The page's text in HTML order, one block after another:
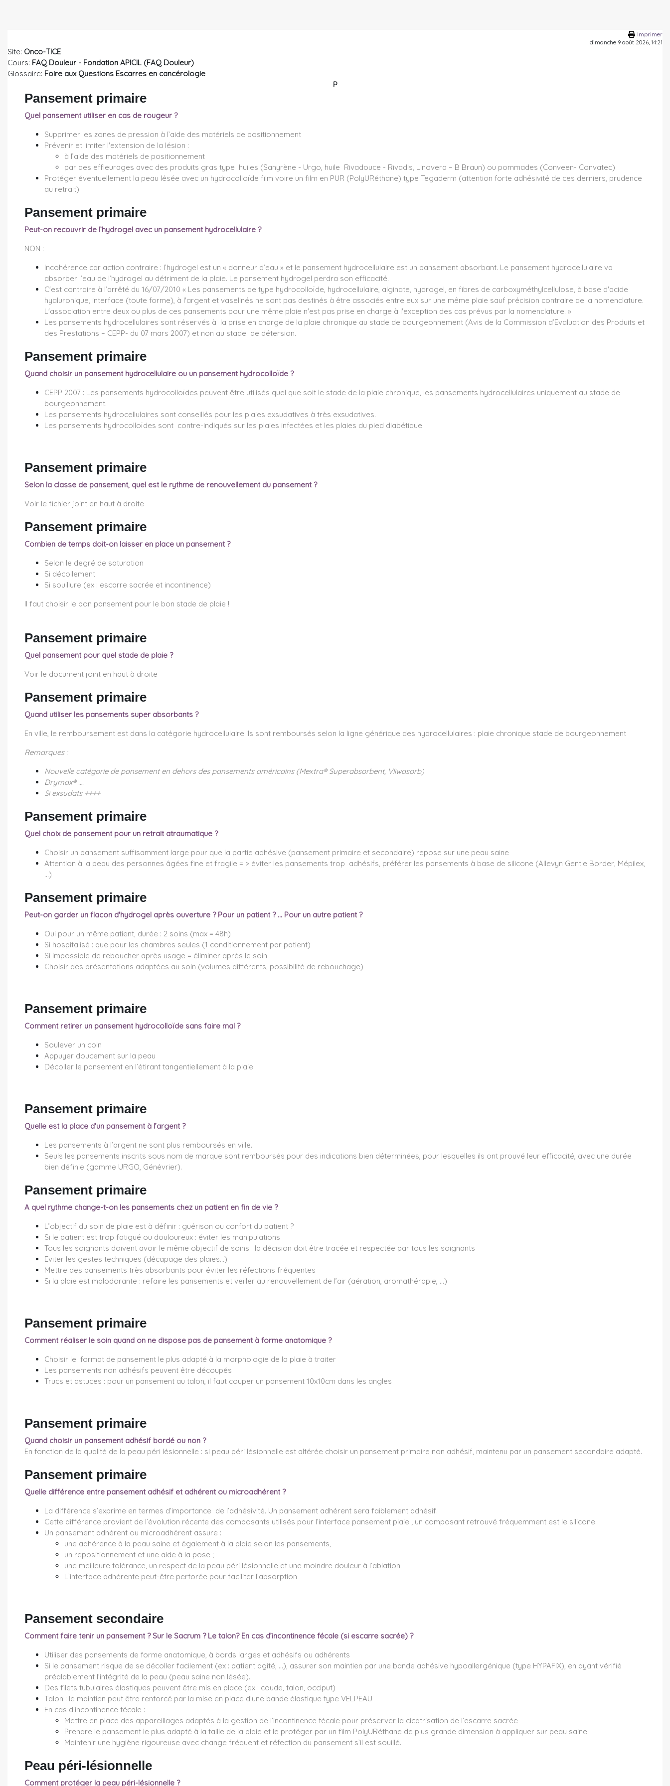
Imprimer
dimanche 9 août 2026, 14:21
Site: Onco-TICE
Cours: FAQ Douleur - Fondation APICIL (FAQ Douleur)
Glossaire: Foire aux Questions Escarres en cancérologie
P
Pansement primaire
Quel pansement utiliser en cas de rougeur ?
Supprimer les zones de pression à l’aide des matériels de positionnement
Prévenir et limiter l'extension de la lésion :
à l’aide des matériels de positionnement
par des effleurages avec des produits gras type huiles (Sanyrène - Urgo, huile Rivadouce - Rivadis, Linovera – B Braun) ou pommades (Conveen- Convatec)
Protéger éventuellement la peau lésée avec un hydrocolloïde film voire un film en PUR (PolyURéthane) type Tegaderm (attention forte adhésivité de ces derniers, prudence
au retrait)
Pansement primaire
Peut-on recouvrir de l’hydrogel avec un pansement hydrocellulaire ?
NON :
Incohérence car action contraire : l’hydrogel est un « donneur d’eau » et le pansement hydrocellulaire est un pansement absorbant. Le pansement hydrocellulaire va
absorber l’eau de l’hydrogel au détriment de la plaie. Le pansement hydrogel perdra son efficacité.
C'est contraire à l’arrêté du 16/07/2010 « Les pansements de type hydrocolloïde, hydrocellulaire, alginate, hydrogel, en fibres de carboxyméthylcellulose, à base d'acide
hyaluronique, interface (toute forme), à l'argent et vaselinés ne sont pas destinés à être associés entre eux sur une même plaie sauf précision contraire de la nomenclature.
L'association entre deux ou plus de ces pansements pour une même plaie n'est pas prise en charge à l'exception des cas prévus par la nomenclature. »
Les pansements hydrocellulaires sont réservés à la prise en charge de la plaie chronique au stade de bourgeonnement (Avis de la Commission d’Evaluation des Produits et
des Prestations – CEPP- du 07 mars 2007) et non au stade de détersion.
Pansement primaire
Quand choisir un pansement hydrocellulaire ou un pansement hydrocolloïde ?
CEPP 2007 : Les pansements hydrocolloïdes peuvent être utilisés quel que soit le stade de la plaie chronique, les pansements hydrocellulaires uniquement au stade de
bourgeonnement.
Les pansements hydrocellulaires sont conseillés pour les plaies exsudatives à très exsudatives.
Les pansements hydrocolloïdes sont contre-indiqués sur les plaies infectées et les plaies du pied diabétique.
Pansement primaire
Selon la classe de pansement, quel est le rythme de renouvellement du pansement ?
Voir le fichier joint en haut à droite
Pansement primaire
Combien de temps doit-on laisser en place un pansement ?
Selon le degré de saturation
Si décollement
Si souillure (ex : escarre sacrée et incontinence)
Il faut choisir le bon pansement pour le bon stade de plaie !
Pansement primaire
Quel pansement pour quel stade de plaie ?
Voir le document joint en haut à droite
Pansement primaire
Quand utiliser les pansements super absorbants ?
En ville, le remboursement est dans la catégorie hydrocellulaire ils sont remboursés selon la ligne générique des hydrocellulaires : plaie chronique stade de bourgeonnement
Remarques :
Nouvelle catégorie de pansement en dehors des pansements américains (Mextra® Superabsorbent, Vliwasorb)
Drymax® ….
Si exsudats ++++
Pansement primaire
Quel choix de pansement pour un retrait atraumatique ?
Choisir un pansement suffisamment large pour que la partie adhésive (pansement primaire et secondaire) repose sur une peau saine
Attention à la peau des personnes âgées fine et fragile = > éviter les pansements trop adhésifs, préférer les pansements à base de silicone (Allevyn Gentle Border, Mépilex,
…)
Pansement primaire
Peut-on garder un flacon d'hydrogel après ouverture ? Pour un patient ? … Pour un autre patient ?
Oui pour un même patient, durée : 2 soins (max = 48h)
Si hospitalisé : que pour les chambres seules (1 conditionnement par patient)
Si impossible de reboucher après usage = éliminer après le soin
Choisir des présentations adaptées au soin (volumes différents, possibilité de rebouchage)
Pansement primaire
Comment retirer un pansement hydrocolloïde sans faire mal ?
Soulever un coin
Appuyer doucement sur la peau
Décoller le pansement en l’étirant tangentiellement à la plaie
Pansement primaire
Quelle est la place d'un pansement à l’argent ?
Les pansements à l’argent ne sont plus remboursés en ville.
Seuls les pansements inscrits sous nom de marque sont remboursés pour des indications bien déterminées, pour lesquelles ils ont prouvé leur efficacité, avec une durée
bien définie (gamme URGO, Génévrier).
Pansement primaire
A quel rythme change-t-on les pansements chez un patient en fin de vie ?
L’objectif du soin de plaie est à définir : guérison ou confort du patient ?
Si le patient est trop fatigué ou douloureux : éviter les manipulations
Tous les soignants doivent avoir le même objectif de soins : la décision doit être tracée et respectée par tous les soignants
Eviter les gestes techniques (décapage des plaies…)
Mettre des pansements très absorbants pour éviter les réfections fréquentes
Si la plaie est malodorante : refaire les pansements et veiller au renouvellement de l’air (aération, aromathérapie, …)
Pansement primaire
Comment réaliser le soin quand on ne dispose pas de pansement à forme anatomique ?
Choisir le format de pansement le plus adapté à la morphologie de la plaie à traiter
Les pansements non adhésifs peuvent être découpés
Trucs et astuces : pour un pansement au talon, il faut couper un pansement 10x10cm dans les angles
Pansement primaire
Quand choisir un pansement adhésif bordé ou non ?
En fonction de la qualité de la peau péri lésionnelle : si peau péri lésionnelle est altérée choisir un pansement primaire non adhésif, maintenu par un pansement secondaire adapté.
Pansement primaire
Quelle différence entre pansement adhésif et adhérent ou microadhérent ?
La différence s’exprime en termes d’importance de l’adhésivité. Un pansement adhérent sera faiblement adhésif.
Cette différence provient de l’évolution récente des composants utilisés pour l’interface pansement plaie ; un composant retrouvé fréquemment est le silicone.
Un pansement adhérent ou microadhérent assure :
une adhérence à la peau saine et également à la plaie selon les pansements,
un repositionnement et une aide à la pose ;
une meilleure tolérance, un respect de la peau péri lésionnelle et une moindre douleur à l’ablation
L’interface adhérente peut-être perforée pour faciliter l’absorption
Pansement secondaire
Comment faire tenir un pansement ? Sur le Sacrum ? Le talon? En cas d’incontinence fécale (si escarre sacrée) ?
Utiliser des pansements de forme anatomique, à bords larges et adhésifs ou adhérents
Si le pansement risque de se décoller facilement (ex : patient agité, …), assurer son maintien par une bande adhésive hypoallergénique (type HYPAFIX), en ayant vérifié
préalablement l’intégrité de la peau (peau saine non lésée).
Des filets tubulaires élastiques peuvent être mis en place (ex : coude, talon, occiput)
Talon : le maintien peut être renforcé par la mise en place d’une bande élastique type VELPEAU
En cas d’incontinence fécale :
Mettre en place des appareillages adaptés à la gestion de l’incontinence fécale pour préserver la cicatrisation de l’escarre sacrée
Prendre le pansement le plus adapté à la taille de la plaie et le protéger par un film PolyURéthane de plus grande dimension à appliquer sur peau saine.
Maintenir une hygiène rigoureuse avec change fréquent et réfection du pansement s’il est souillé.
Peau péri-lésionnelle
Comment protéger la peau péri-lésionnelle ?